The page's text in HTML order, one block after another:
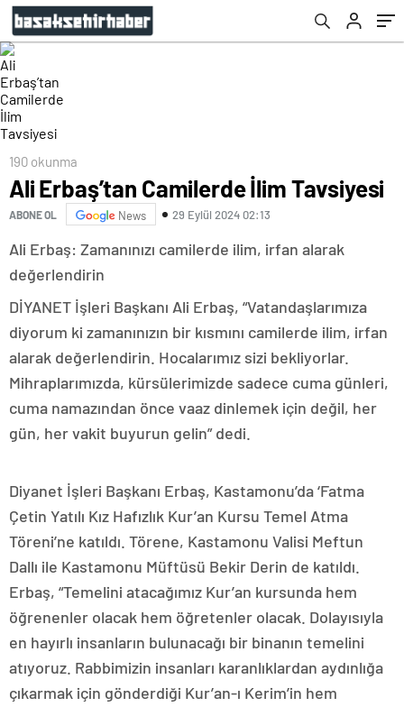
190 okunma
Ali Erbaş’tan Camilerde İlim Tavsiyesi
ABONE OL News 29 Eylül 2024 02:13
Ali Erbaş: Zamanınızı camilerde ilim, irfan alarak
değerlendirin
DİYANET İşleri Başkanı Ali Erbaş, “Vatandaşlarımıza
diyorum ki zamanınızın bir kısmını camilerde ilim, irfan
alarak değerlendirin. Hocalarımız sizi bekliyorlar.
Mihraplarımızda, kürsülerimizde sadece cuma günleri,
cuma namazından önce vaaz dinlemek için değil, her
gün, her vakit buyurun gelin” dedi.
Diyanet İşleri Başkanı Erbaş, Kastamonu’da ‘Fatma
Çetin Yatılı Kız Hafızlık Kur’an Kursu Temel Atma
Töreni’ne katıldı. Törene, Kastamonu Valisi Meftun
Dallı ile Kastamonu Müftüsü Bekir Derin de katıldı.
Erbaş, “Temelini atacağımız Kur’an kursunda hem
öğrenenler olacak hem öğretenler olacak. Dolayısıyla
en hayırlı insanların bulunacağı bir binanın temelini
atıyoruz. Rabbimizin insanları karanlıklardan aydınlığa
çıkarmak için gönderdiği Kur’an-ı Kerim’in hem